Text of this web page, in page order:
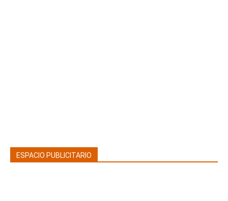
ESPACIO PUBLICITARIO